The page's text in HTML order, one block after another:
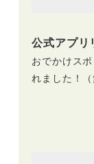
公式アプリ
おでかけス
れました！（